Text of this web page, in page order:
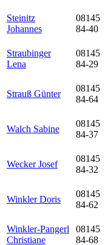
Steinitz
Johannes
08145
84-40
Straubinger
Lena
08145
84-29
Strauß Günter
08145
84-64
Walch Sabine
08145
84-37
Wecker Josef
08145
84-32
Winkler Doris
08145
84-62
Winkler-Pangerl
Christiane
08145
84-68